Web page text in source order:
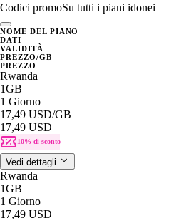
Codici promoSu tutti i piani idonei
NOME DEL PIANO
DATI
VALIDITÀ
PREZZO/GB
PREZZO
Rwanda
1GB
1 Giorno
17,49 USD/GB
17,49 USD
10% di sconto
Vedi dettagli
Rwanda
1GB
1 Giorno
17,49 USD